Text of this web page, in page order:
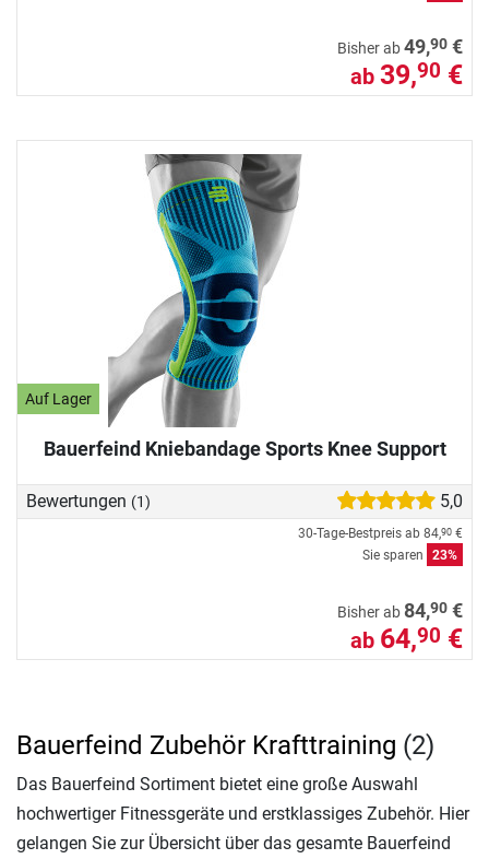
Bisher ab49,90 €
ab 39,90 €
Auf Lager
Bauerfeind Kniebandage Sports Knee Support
Bewertungen (1) 5,0
30-Tage-Bestpreis ab 84,90 €
Sie sparen
23%
Bisher ab84,90 €
ab 64,90 €
Bauerfeind Zubehör Krafttraining (2)
Das Bauerfeind Sortiment bietet eine große Auswahl
hochwertiger Fitnessgeräte und erstklassiges Zubehör. Hier
gelangen Sie zur Übersicht über das gesamte Bauerfeind